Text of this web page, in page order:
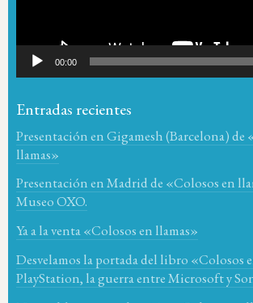
00:00
Entradas recientes
Presentación en Gigamesh (Barcelona) de
llamas»
Presentación en Madrid de «Colosos en
Museo OXO.
Ya a la venta «Colosos en llamas»
Desvelamos la portada del libro «Colosos
PlayStation, la guerra entre Microsoft y